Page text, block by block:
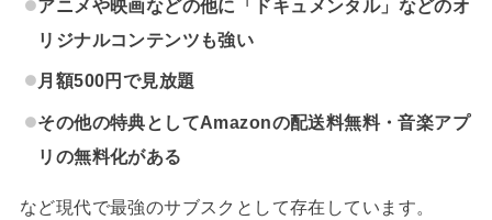
アニメや映画などの他に「ドキュメンタル」などのオ
リジナルコンテンツも強い
月額500円で見放題
その他の特典としてAmazonの配送料無料・音楽アプ
リの無料化がある
など現代で最強のサブスクとして存在しています。